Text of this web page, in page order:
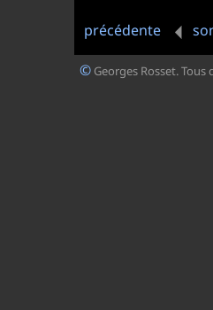
précédente
© Georges Rosset.